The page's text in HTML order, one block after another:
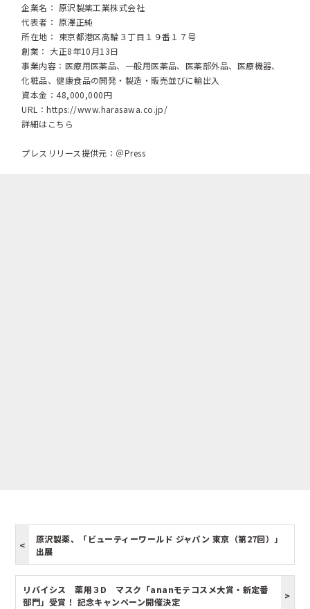
企業名： 原沢製薬工業株式会社
代表者： 原澤正純
所在地： 東京都港区高輪３丁目１９番１７号
創業： 大正8年10月13日
事業内容：医療用医薬品、一般用医薬品、医薬部外品、医療機器、
化粧品、健康食品の開発・製造・販売並びに輸出入
資本金：48,000,000円
URL：https://www.harasawa.co.jp/
詳細はこちら
プレスリリース提供元：＠Press
原沢製薬、「ビューティーワールド ジャパン 東京（第27回）」
出展
リバイシス 薬用３D マスク「ananモテコスメ大賞・新定番
部門」受賞！ 記念キャンペーン開催決定